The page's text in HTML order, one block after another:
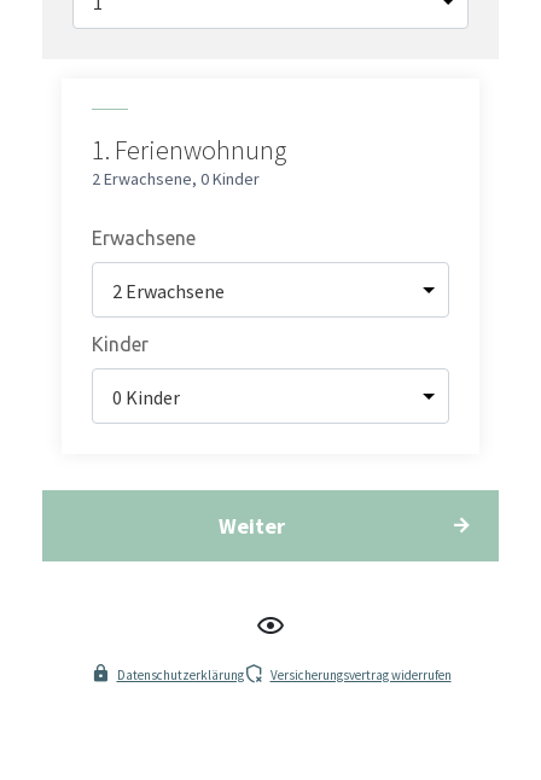
1. Ferienwohnung
2 Erwachsene, 0 Kinder
Erwachsene
Kinder
Weiter
Datenschutzerklärung Versicherungsvertrag widerrufen